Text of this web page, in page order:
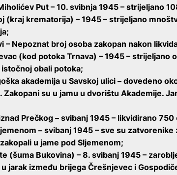
Put – 10. svibnja 1945 – strijeljano
(kraj krematorija) – 1945 – strijeljano
– Nepoznat broj osoba zakopan nakon
(kod potoka Trnava) – 1945 – strijeljano
istočnoj obali potoka;
akademija u Savskoj ulici – dovedeno
Zakopani su u jamu u dvorištu Akademije.
Prečkog – svibanj 1945 – likvidirano
– svibanj 1945 – sve su
u jame pod Sljemenom;
(šuma Bukovina) – 8. svibanj 1945 –
u jarak između brijega Črešnjevec i